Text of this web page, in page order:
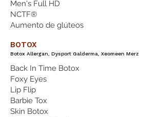
Men's Full HD
NCTF®
Aumento de glúteos
Back In Time Botox
Foxy Eyes
Lip Flip
Barbie Tox
Skin Botox
BOTOX
Botox Allergan, Dysport Galderma, Xeomeen Merz